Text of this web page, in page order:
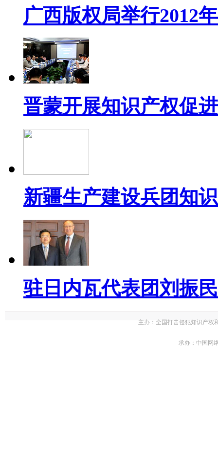
广西版权局举行2012
晋蒙开展知识产权促
新疆生产建设兵团知
驻日内瓦代表团刘振
主办：全国打击侵犯知识产权
承办：中国网